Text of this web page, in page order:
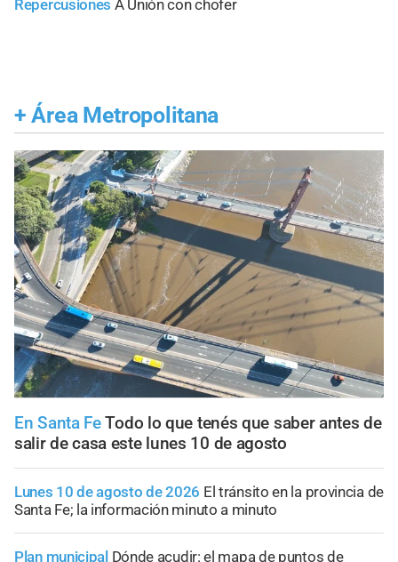
Repercusiones A Unión con chofer
+ Área Metropolitana
En Santa FeTodo lo que tenés que saber antes de
salir de casa este lunes 10 de agosto
Lunes 10 de agosto de 2026 El tránsito en la provincia de
Santa Fe; la información minuto a minuto
Plan municipal Dónde acudir: el mapa de puntos de